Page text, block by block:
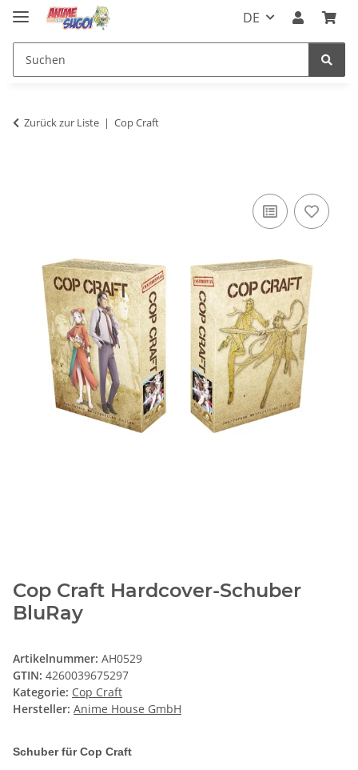
DE
Zurück zur Liste Cop Craft
Cop Craft Hardcover-Schuber
BluRay
Artikelnummer: AH0529
GTIN: 4260039675297
Kategorie: Cop Craft
Hersteller: Anime House GmbH
Schuber für Cop Craft